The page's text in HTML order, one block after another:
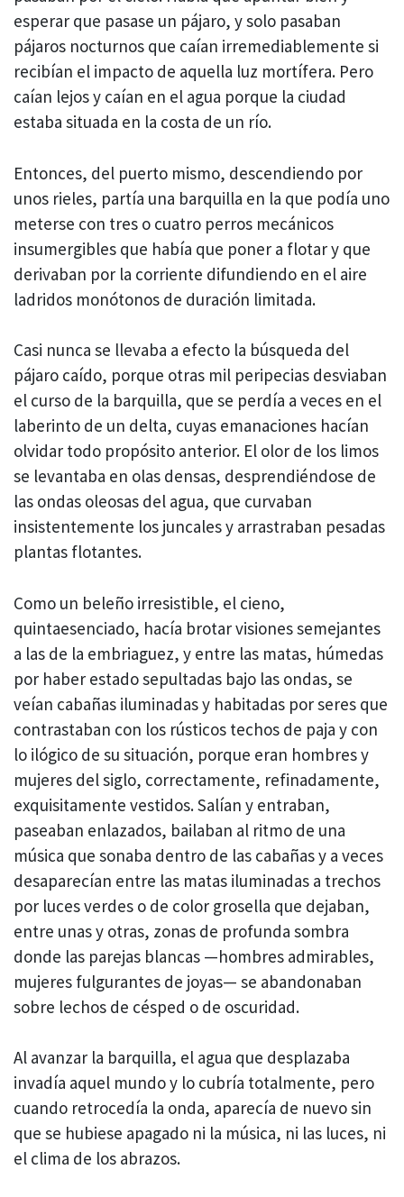
esperar que pasase un pájaro, y solo pasaban
pájaros nocturnos que caían irremediablemente si
recibían el impacto de aquella luz mortífera. Pero
caían lejos y caían en el agua porque la ciudad
estaba situada en la costa de un río.
Entonces, del puerto mismo, descendiendo por
unos rieles, partía una barquilla en la que podía uno
meterse con tres o cuatro perros mecánicos
insumergibles que había que poner a flotar y que
derivaban por la corriente difundiendo en el aire
ladridos monótonos de duración limitada.
Casi nunca se llevaba a efecto la búsqueda del
pájaro caído, porque otras mil peripecias desviaban
el curso de la barquilla, que se perdía a veces en el
laberinto de un delta, cuyas emanaciones hacían
olvidar todo propósito anterior. El olor de los limos
se levantaba en olas densas, desprendiéndose de
las ondas oleosas del agua, que curvaban
insistentemente los juncales y arrastraban pesadas
plantas flotantes.
Como un beleño irresistible, el cieno,
quintaesenciado, hacía brotar visiones semejantes
a las de la embriaguez, y entre las matas, húmedas
por haber estado sepultadas bajo las ondas, se
veían cabañas iluminadas y habitadas por seres que
contrastaban con los rústicos techos de paja y con
lo ilógico de su situación, porque eran hombres y
mujeres del siglo, correctamente, refinadamente,
exquisitamente vestidos. Salían y entraban,
paseaban enlazados, bailaban al ritmo de una
música que sonaba dentro de las cabañas y a veces
desaparecían entre las matas iluminadas a trechos
por luces verdes o de color grosella que dejaban,
entre unas y otras, zonas de profunda sombra
donde las parejas blancas —hombres admirables,
mujeres fulgurantes de joyas— se abandonaban
sobre lechos de césped o de oscuridad.
Al avanzar la barquilla, el agua que desplazaba
invadía aquel mundo y lo cubría totalmente, pero
cuando retrocedía la onda, aparecía de nuevo sin
que se hubiese apagado ni la música, ni las luces, ni
el clima de los abrazos.